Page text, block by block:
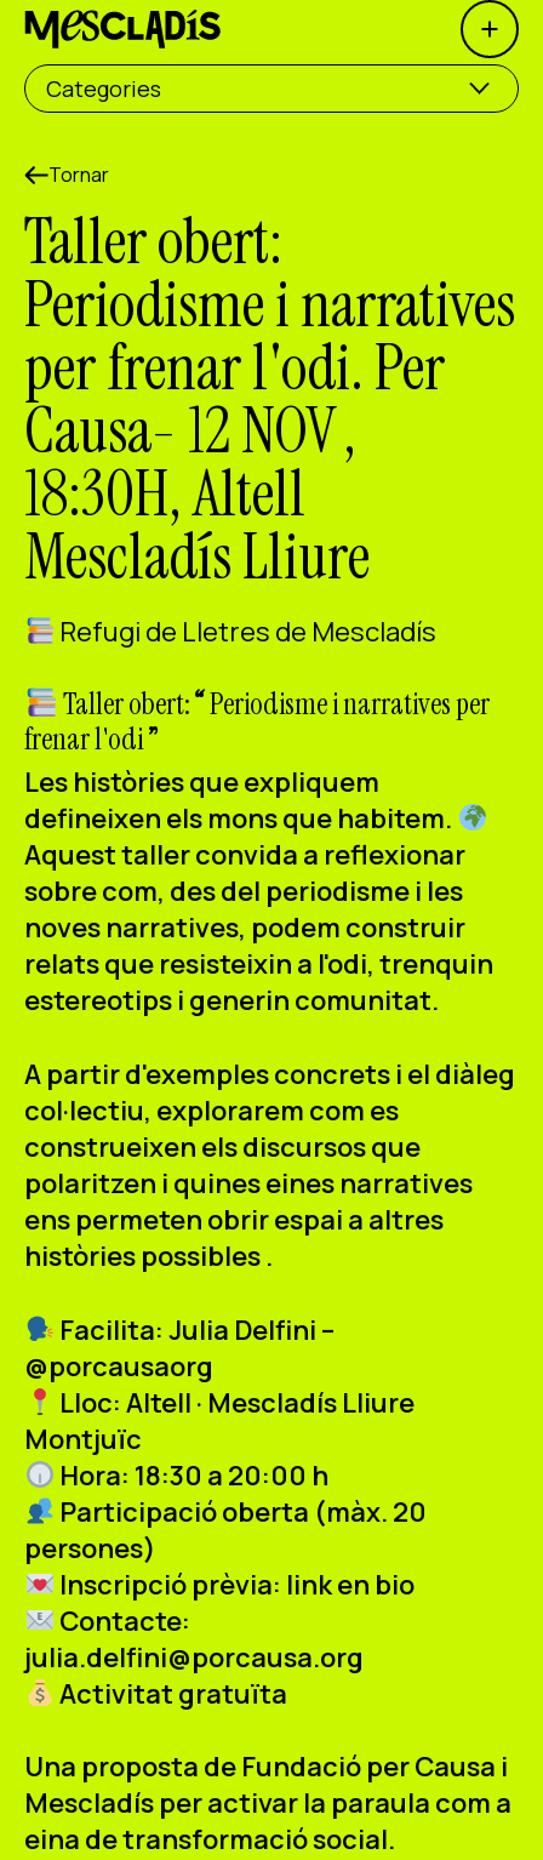
Open
Productora social
Productora d'experiències
Productora d'ocupació
Productora de coneixement
Productora cultural
Agenda
Els nostres tallers
Blog
Contacte
Facebook InstagramYoutube
ES CA EN
Categories
Tornar
Taller obert:
Periodisme i narratives
per frenar l'odi. Per
Causa- 12 NOV ,
18:30H, Altell
Mescladís Lliure
Refugi de Lletres de Mescladís
Taller obert:“Periodisme i narratives per
frenar l'odi”
Les històries que expliquem
defineixen els mons que habitem.
Aquest taller convida a reflexionar
sobre com, des del periodisme i les
noves narratives, podem construir
relats que resisteixin a l'odi, trenquin
estereotips i generin comunitat.
A partir d'exemples concrets i el diàleg
col·lectiu, explorarem com es
construeixen els discursos que
polaritzen i quines eines narratives
ens permeten obrir espai a altres
històries possibles .
Facilita: Julia Delfini –
@porcausaorg
Lloc: Altell · Mescladís Lliure
Montjuïc
Hora: 18:30 a 20:00 h
Participació oberta (màx. 20
persones)
Inscripció prèvia: link en bio
Contacte:
julia.delfini@porcausa.org
Activitat gratuïta
Una proposta de Fundació per Causa i
Mescladís per activar la paraula com a
eina de transformació social.